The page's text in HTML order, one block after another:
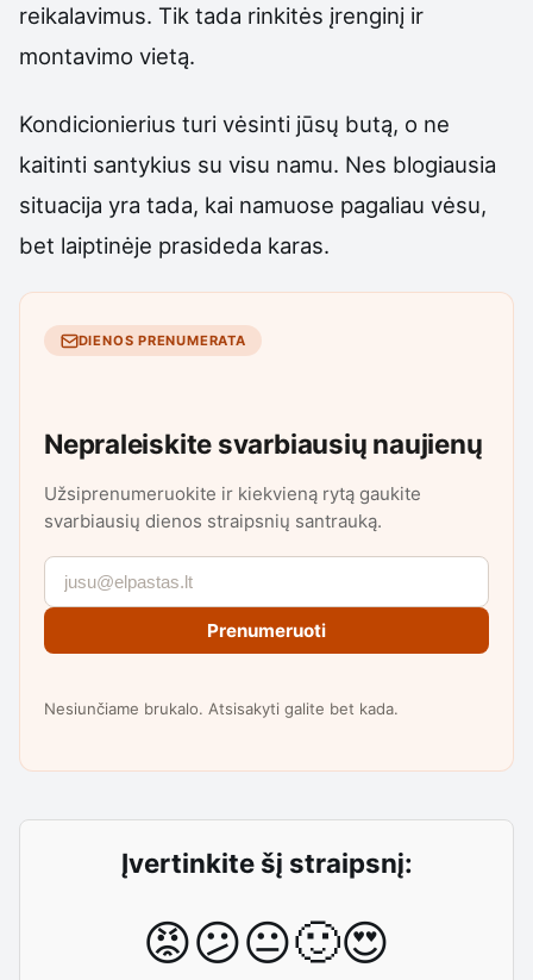
reikalavimus. Tik tada rinkitės įrenginį ir
montavimo vietą.
Kondicionierius turi vėsinti jūsų butą, o ne
kaitinti santykius su visu namu. Nes blogiausia
situacija yra tada, kai namuose pagaliau vėsu,
bet laiptinėje prasideda karas.
DIENOS PRENUMERATA
Nepraleiskite svarbiausių naujienų
Užsiprenumeruokite ir kiekvieną rytą gaukite
svarbiausių dienos straipsnių santrauką.
Prenumeruoti
Nesiunčiame brukalo. Atsisakyti galite bet kada.
Įvertinkite šį straipsnį:
😡😕😐🙂😍